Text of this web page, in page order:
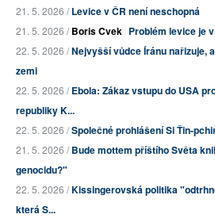
21. 5. 2026 /Levice v ČR není neschopná
21. 5. 2026 /Boris Cvek Problém levice je
22. 5. 2026 /Nejvyšší vůdce Íránu nařizuje,
zemi
22. 5. 2026 /Ebola: Zákaz vstupu do USA
republiky K...
22. 5. 2026 /Společné prohlášení Si Ťin-
21. 5. 2026 /Bude mottem příštího Světa
genocidu?"
22. 5. 2026 /Kissingerovská politika
která S...